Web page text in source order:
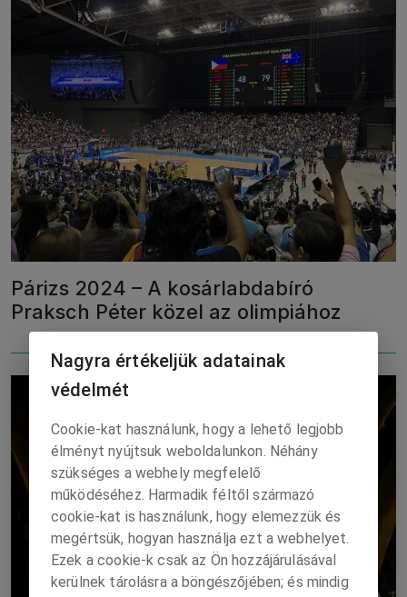
Párizs 2024 – A kosárlabdabíró
Praksch Péter közel az olimpiához
Nagyra értékeljük adatainak
védelmét
Cookie-kat használunk, hogy a lehető legjobb
élményt nyújtsuk weboldalunkon. Néhány
szükséges a webhely megfelelő
működéséhez. Harmadik féltől származó
cookie-kat is használunk, hogy elemezzük és
megértsük, hogyan használja ezt a webhelyet.
Ezek a cookie-k csak az Ön hozzájárulásával
kerülnek tárolásra a böngészőjében; és mindig